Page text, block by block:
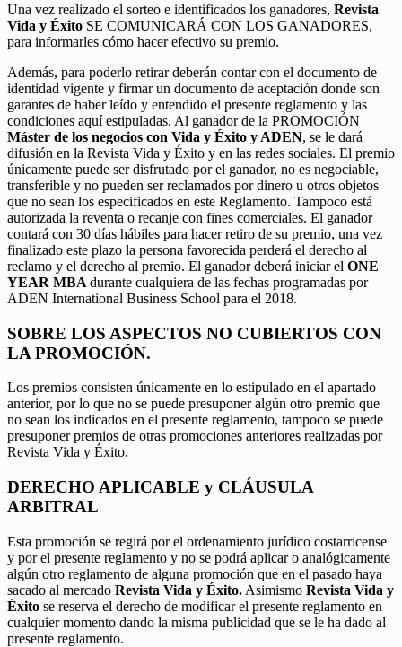
Una vez realizado el sorteo e identificados los ganadores, Revista
Vida y Éxito SE COMUNICARÁ CON LOS GANADORES,
para informarles cómo hacer efectivo su premio.
Además, para poderlo retirar deberán contar con el documento de
identidad vigente y firmar un documento de aceptación donde son
garantes de haber leído y entendido el presente reglamento y las
condiciones aquí estipuladas. Al ganador de la PROMOCIÓN
Máster de los negocios con Vida y Éxito y ADEN, se le dará
difusión en la Revista Vida y Éxito y en las redes sociales. El premio
únicamente puede ser disfrutado por el ganador, no es negociable,
transferible y no pueden ser reclamados por dinero u otros objetos
que no sean los especificados en este Reglamento. Tampoco está
autorizada la reventa o recanje con fines comerciales. El ganador
contará con 30 días hábiles para hacer retiro de su premio, una vez
finalizado este plazo la persona favorecida perderá el derecho al
reclamo y el derecho al premio. El ganador deberá iniciar el ONE
YEAR MBA durante cualquiera de las fechas programadas por
ADEN International Business School para el 2018.
SOBRE LOS ASPECTOS NO CUBIERTOS CON
LA PROMOCIÓN.
Los premios consisten únicamente en lo estipulado en el apartado
anterior, por lo que no se puede presuponer algún otro premio que
no sean los indicados en el presente reglamento, tampoco se puede
presuponer premios de otras promociones anteriores realizadas por
Revista Vida y Éxito.
DERECHO APLICABLE y CLÁUSULA
ARBITRAL
Esta promoción se regirá por el ordenamiento jurídico costarricense
y por el presente reglamento y no se podrá aplicar o analógicamente
algún otro reglamento de alguna promoción que en el pasado haya
sacado al mercado Revista Vida y Éxito. Asimismo Revista Vida y
Éxito se reserva el derecho de modificar el presente reglamento en
cualquier momento dando la misma publicidad que se le ha dado al
presente reglamento.